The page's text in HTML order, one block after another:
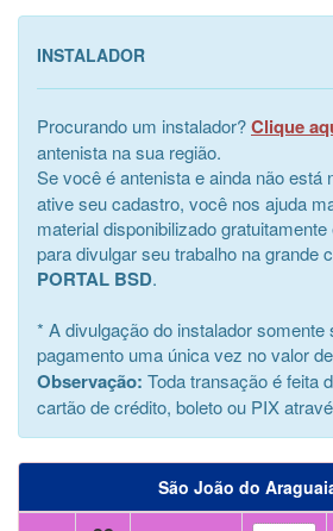
INSTALADOR
Procurando um instalador?Clique
antenista na sua região.
Se você é antenista e ainda não está
ative seu cadastro, você nos ajuda
material disponibilizado
para divulgar seu trabalho na grande
PORTAL BSD.
* A divulgação do instalador somente
pagamento uma única vez no valor
Observação: Toda transação é feita
cartão de crédito, boleto ou PIX
São João do